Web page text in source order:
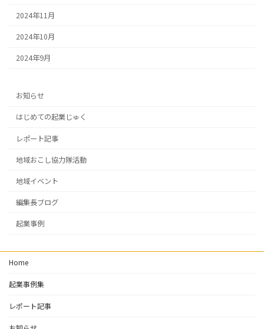
2024年11月
2024年10月
2024年9月
お知らせ
はじめての起業じゅく
レポート記事
地域おこし協力隊活動
地域イベント
編集長ブログ
起業事例
Home
起業事例集
レポート記事